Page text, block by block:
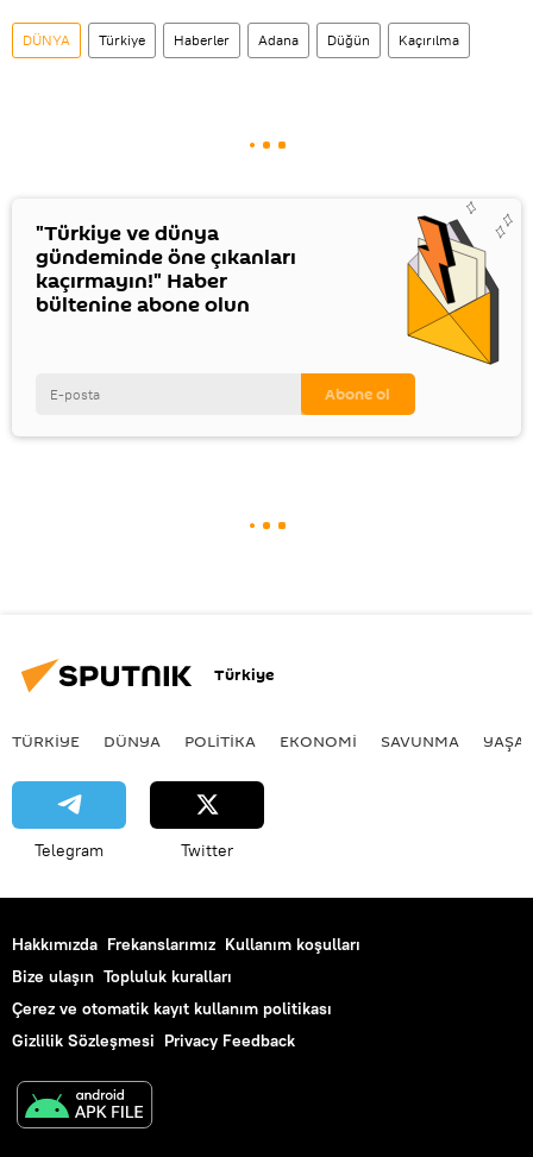
DÜNYA Türkiye Haberler Adana Düğün Kaçırılma
"Türkiye ve dünya
gündeminde öne çıkanları
kaçırmayın!" Haber
bültenine abone olun
Türkiye
TÜRKIYE DÜNYA POLİTİKA EKONOMİ SAVUNMA
Telegram Twitter
Hakkımızda Frekanslarımız Kullanım koşulları
Bize ulaşın Topluluk kuralları
Çerez ve otomatik kayıt kullanım politikası
Gizlilik Sözleşmesi Privacy Feedback